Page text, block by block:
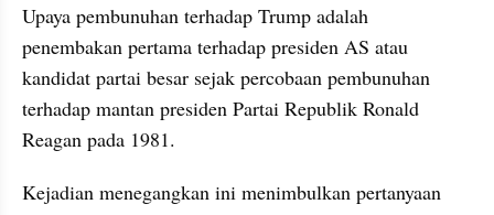
Upaya pembunuhan terhadap Trump adalah
penembakan pertama terhadap presiden AS atau
kandidat partai besar sejak percobaan pembunuhan
terhadap mantan presiden Partai Republik Ronald
Reagan pada 1981.
Kejadian menegangkan ini menimbulkan pertanyaan